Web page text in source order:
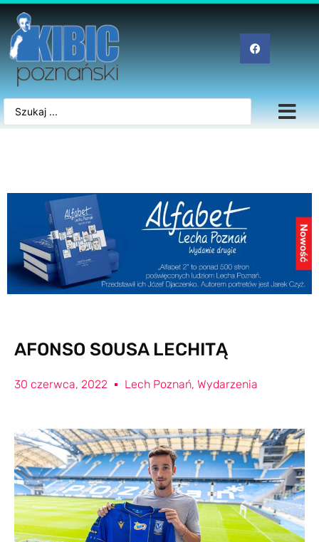
AFONSO SOUSA LECHITĄ
30 czerwca, 2022 Lech Poznań, Wydarzenia